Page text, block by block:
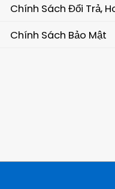
Chính Sách Đổi Trả,
Chính Sách Bảo Mật